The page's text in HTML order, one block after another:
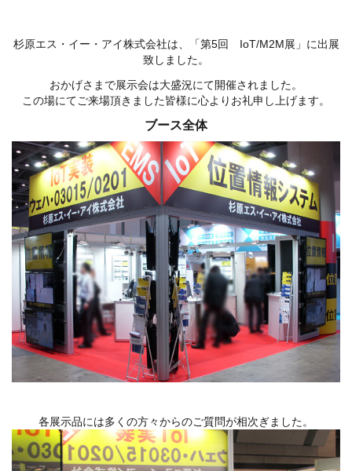
杉原エス・イー・アイ株式会社は、「第5回 IoT/M2M展」に出展
致しました。
おかげさまで展示会は大盛況にて開催されました。
この場にてご来場頂きました皆様に心よりお礼申し上げます。
ブース全体
各展示品には多くの方々からのご質問が相次ぎました。